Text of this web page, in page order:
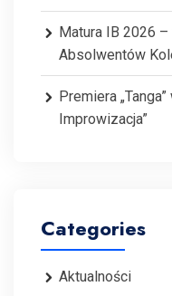
Matura IB 2026
Absolwentów
Premiera
Improwizacja”
Categories
Aktualności